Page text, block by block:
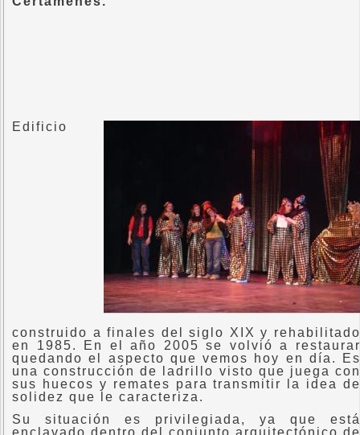
Edificio
construido a finales del siglo XIX y rehabilitado
en 1985. En el año 2005 se volvió a restaurar
quedando el aspecto que vemos hoy en día. Es
una construcción de ladrillo visto que juega con
sus huecos y remates para transmitir la idea de
solidez que le caracteriza.
Su situación es privilegiada, ya que está
enclavado dentro del conjunto arquitectónico de